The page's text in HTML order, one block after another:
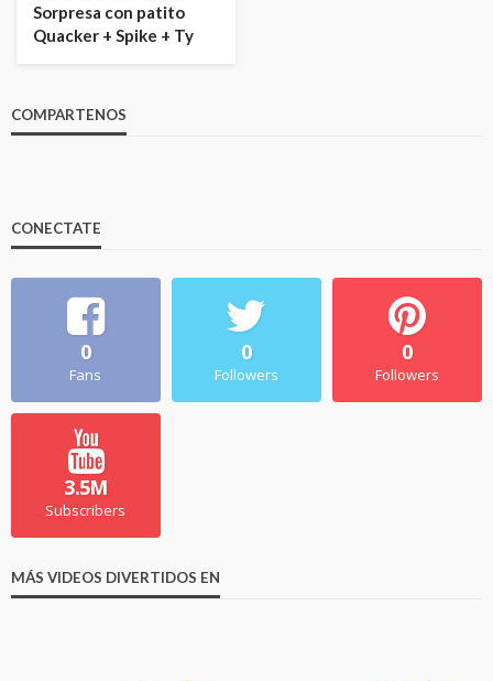
Sorpresa con patito
Quacker + Spike + Ty
COMPARTENOS
CONECTATE
0
Fans
0
Followers
0
Followers
3.5M
Subscribers
MÁS VIDEOS DIVERTIDOS EN